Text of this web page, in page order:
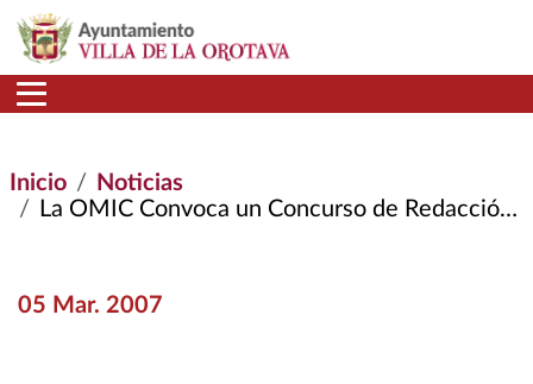
Pasar al contenido principal
Inicio
Noticias
La OMIC Convoca un Concurso de Redacción Sobre El Reciclaje
05 Mar. 2007